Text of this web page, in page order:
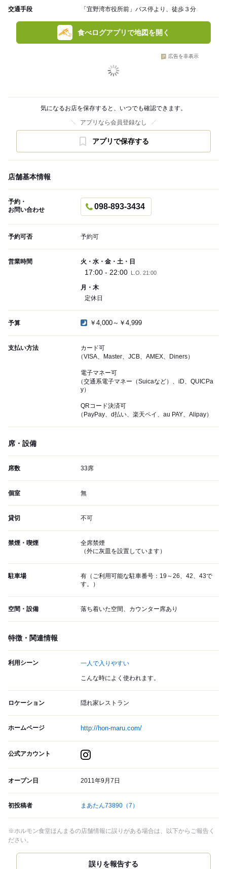
交通手段 「宜野湾市役所前」バス停より、徒歩３分
食べログアプリで地図を開く
広告を非表示
気になるお店を保存すると、いつでも確認できます。
アプリなら会員登録なし
アプリで保存する
店舗基本情報
予約・
お問い合わせ
098-893-3434
予約可否 予約可
営業時間 火・水・金・土・日
17:00 - 22:00 L.O. 21:00
月・木
定休日
予算 ￥4,000～￥4,999
支払い方法
カード可
（VISA、Master、JCB、AMEX、Diners）
電子マネー可
（交通系電子マネー（Suicaなど）、iD、QUICPa
y）
QRコード決済可
（PayPay、d払い、楽天ペイ、au PAY、Alipay）
席・設備
席数 33席
個室 無
貸切 不可
禁煙・喫煙
全席禁煙
（外に灰皿を設置しています）
駐車場
有（ご利用可能な駐車番号：19～26、42、43で
す。）
空間・設備 落ち着いた空間、カウンター席あり
特徴・関連情報
利用シーン 一人で入りやすい
こんな時によく使われます。
ロケーション 隠れ家レストラン
ホームページ http://hon-maru.com/
公式アカウント
オープン日 2011年9月7日
初投稿者 まあたん73890 （7）
※ホルモン食堂ほんまるの店舗情報に誤りがある場合は、以下からご報告く
ださい。
誤りを報告する